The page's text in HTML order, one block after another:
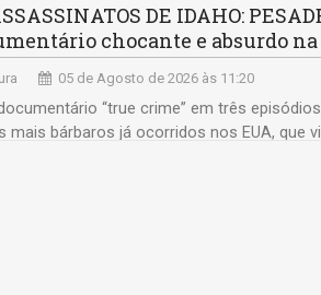
DE IDAHO:
chocante e absurdo
05 de Agosto de 2026 às 11:20
“true crime” em três
mais bárbaros já ocorridos nos EUA, que